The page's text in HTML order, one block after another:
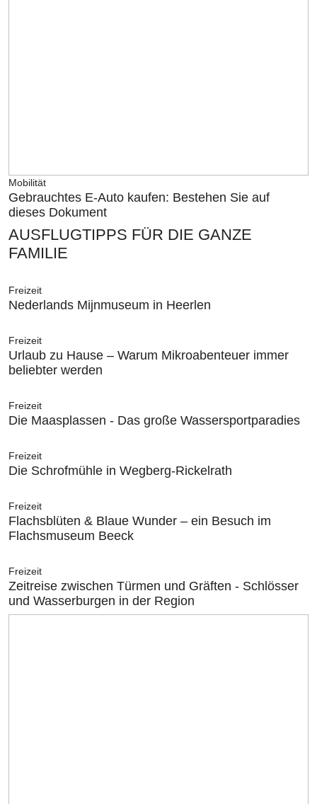
Mobilität
Gebrauchtes E-Auto kaufen: Bestehen Sie auf
dieses Dokument
AUSFLUGTIPPS FÜR DIE GANZE
FAMILIE
Freizeit
Nederlands Mijnmuseum in Heerlen
Freizeit
Urlaub zu Hause – Warum Mikroabenteuer immer
beliebter werden
Freizeit
Die Maasplassen - Das große Wassersportparadies
Freizeit
Die Schrofmühle in Wegberg-Rickelrath
Freizeit
Flachsblüten & Blaue Wunder – ein Besuch im
Flachsmuseum Beeck
Freizeit
Zeitreise zwischen Türmen und Gräften - Schlösser
und Wasserburgen in der Region